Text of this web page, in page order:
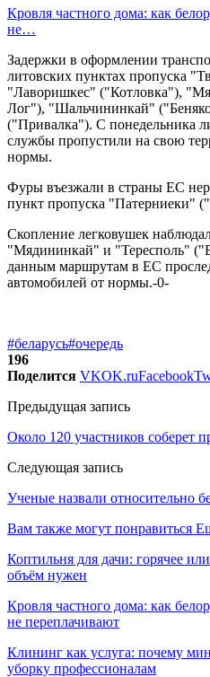
Кровля частного дома: как
не…
Задержки в оформлении
литовских пунктах пропуска
"Лаворишкес" ("Котловка"),
Лог"), "Шальчининкай"
("Привалка"). С понедельника
службы пропустили на свою
нормы.
Фуры въезжали в страны ЕС
пункт пропуска "Патерниеки"
Скопление легковушек
"Мядининкай" и "Тересполь"
данным маршрутам в ЕС
автомобилей от нормы.-0-
#беларусь#очередь
196
Поделится VKOK.ruFacebook
Предыдущая запись
Около 120 участников соберет
Следующая запись
Ученые назвали относительно
Вам также могут понравиться
Коптильня для дачи: горячее
объём нужен
Кровля частного дома: как
не переплачивают
Клининг как услуга: почему
уборку профессионалам